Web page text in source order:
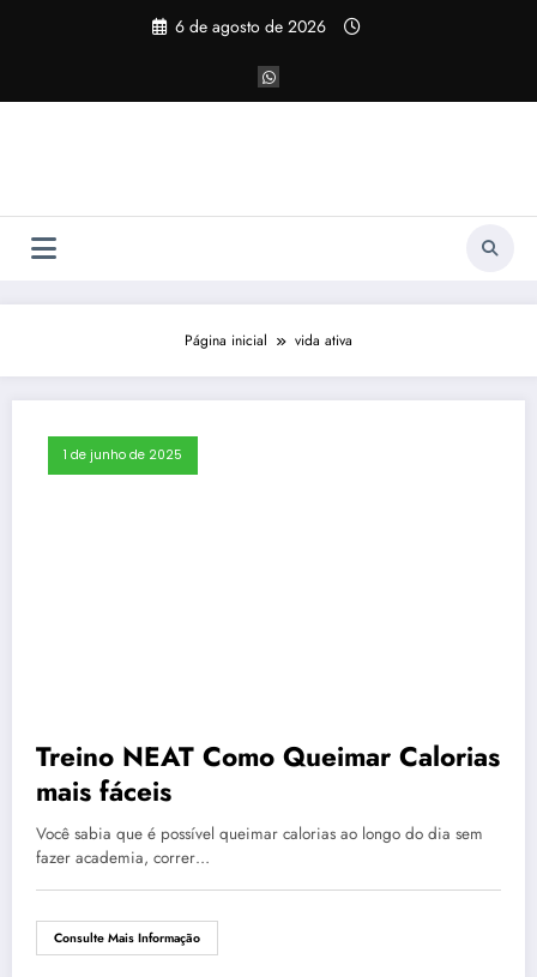
6 de agosto de 2026
Página inicial vida ativa
1 de junho de 2025
Treino NEAT Como Queimar Calorias
mais fáceis
Você sabia que é possível queimar calorias ao longo do dia sem
fazer academia, correr…
Consulte Mais Informação